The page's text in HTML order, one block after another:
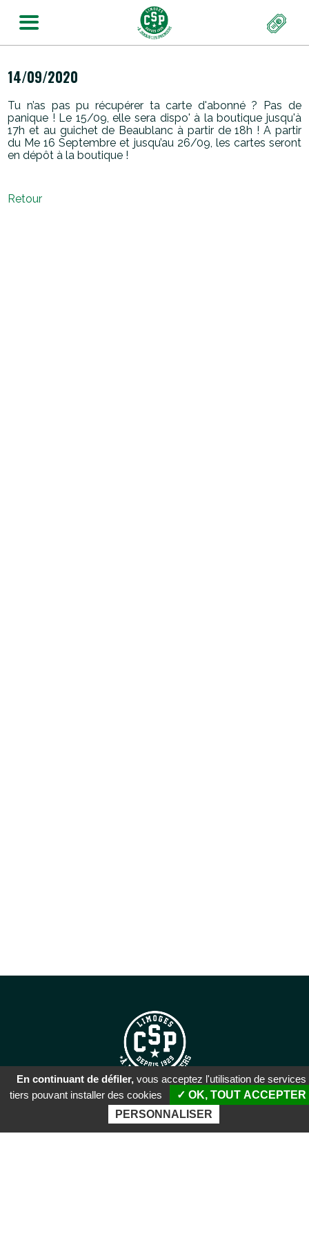
14/09/2020
Tu n’as pas pu récupérer ta carte d'abonné ? Pas de
panique ! Le 15/09, elle sera dispo' à la boutique jusqu'à
17h et au guichet de Beaublanc à partir de 18h ! A partir
du Me 16 Septembre et jusqu’au 26/09, les cartes seront
en dépôt à la boutique !
Retour
SIÈGE SOCIAL
51 rue Descartes
En continuant de défiler, vous acceptez l'utilisation de services
tiers pouvant installer des cookies
✓ OK, TOUT ACCEPTER
PERSONNALISER